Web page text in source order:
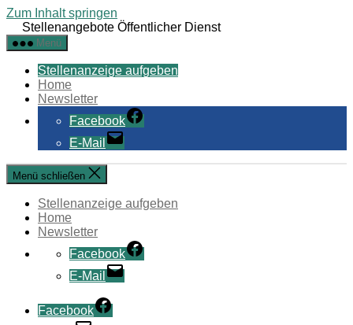
Zum Inhalt springen
Stellenangebote Öffentlicher Dienst
Menü
Stellenanzeige aufgeben
Home
Newsletter
Facebook
E-Mail
Menü schließen
Stellenanzeige aufgeben
Home
Newsletter
Facebook
E-Mail
Facebook